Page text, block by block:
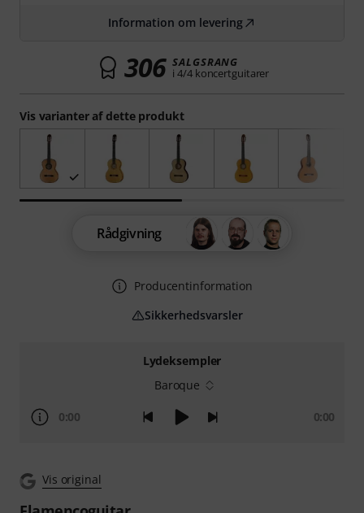
Lydeksempler
Baroque
0:00 0:00
Vis original
Vis varianter af dette produkt
Information om levering
306 SALGSRANG
i 4/4 koncertguitarer
Rådgivning
Producentinformation
Sikkerhedsvarsler